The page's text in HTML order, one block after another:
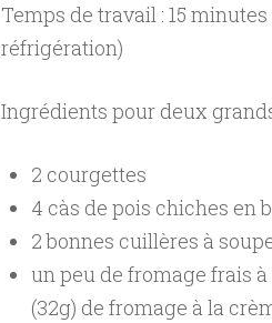
Temps de travail : 15
réfrigération)
Ingrédients pour deux
2 courgettes
4 càs de pois chiches en
2 bonnes cuillères à
un peu de fromage frais
(32g) de fromage à la